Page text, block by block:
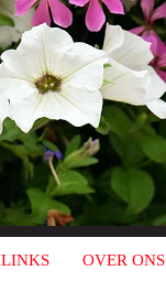
LINKS OVER ONS